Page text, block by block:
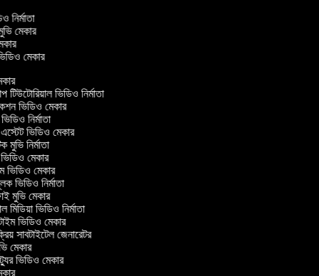
নির্মাতা
মেকার
মেকার
ভিডিও নির্মাতা
ভিডিও মেকার
নির্মাতা
ভিডিও মেকার
মুভি নির্মাতা
মেকার
ভিডিও মেকার
ভিডিও নির্মাতা
মুভি মেকার
ভিডিও নির্মাতা
ভিডিও মেকার
সাবটাইটেল জেনারেটর
মেকার
ভিডিও মেকার